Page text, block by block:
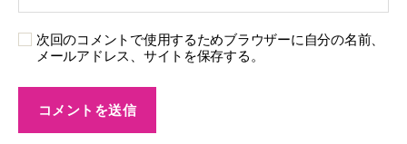
次回のコメントで使用するためブラウザーに自分の名前、
メールアドレス、サイトを保存する。